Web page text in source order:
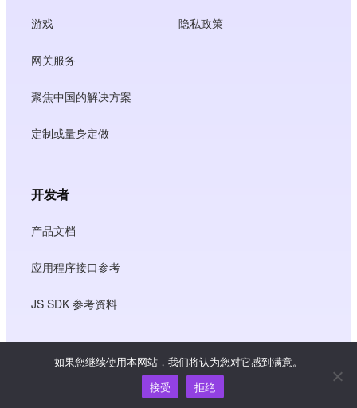
游戏
网关服务
聚焦中国的解决方案
定制或量身定做
隐私政策
开发者
产品文档
应用程序接口参考
JS SDK 参考资料
资源如果您继续使用本网站，我们将认为您对它感到满意。
接受
拒绝